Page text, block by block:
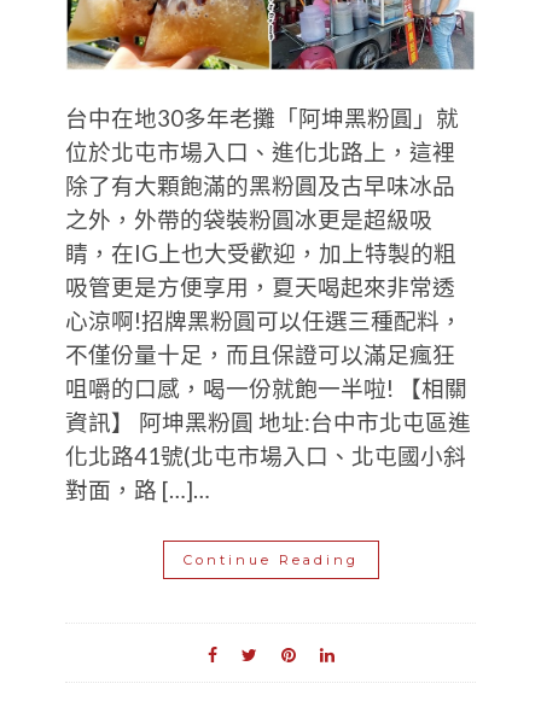
台中在地30多年老攤「阿坤黑粉圓」就
位於北屯市場入口、進化北路上，這裡
除了有大顆飽滿的黑粉圓及古早味冰品
之外，外帶的袋裝粉圓冰更是超級吸
睛，在IG上也大受歡迎，加上特製的粗
吸管更是方便享用，夏天喝起來非常透
心涼啊!招牌黑粉圓可以任選三種配料，
不僅份量十足，而且保證可以滿足瘋狂
咀嚼的口感，喝一份就飽一半啦! 【相關
資訊】 阿坤黑粉圓 地址:台中市北屯區進
化北路41號(北屯市場入口、北屯國小斜
對面，路 […]…
Continue Reading